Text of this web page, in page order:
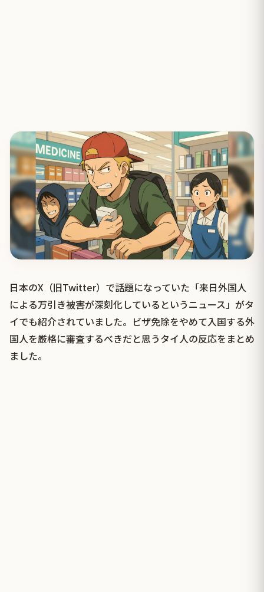
日本のX（旧Twitter）で話題になっていた「来日外国人
による万引き被害が深刻化しているというニュース」がタ
イでも紹介されていました。ビザ免除をやめて入国する外
国人を厳格に審査するべきだと思うタイ人の反応をまとめ
ました。